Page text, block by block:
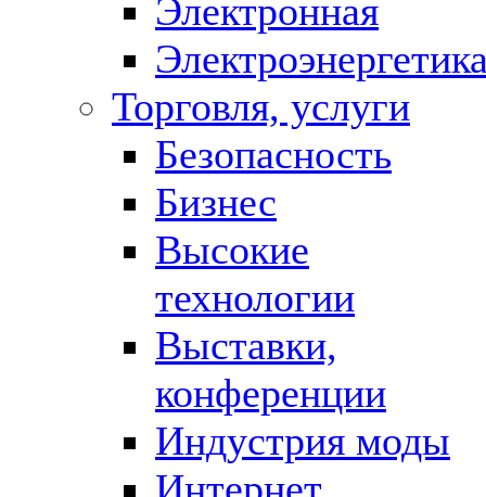
Электронная
Торговля, услуги
Безопасность
Бизнес
Высокие
технологии
Выставки,
конференции
Индустрия моды
Интернет